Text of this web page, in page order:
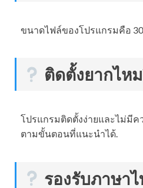
ขนาดไฟล์ของโปรแกรมคือ
ติดตั้งยากไห
โปรแกรมติดตั้งง่ายและไม่มี
ตามขั้นตอนที่แนะนำได้.
รองรับภาษา